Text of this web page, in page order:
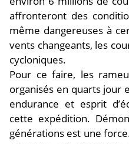
affronteront des
même dangereuses à
vents changeants, les
cycloniques.
Pour ce faire, les
organisés en quarts jour
endurance et esprit
cette expédition.
générations est une